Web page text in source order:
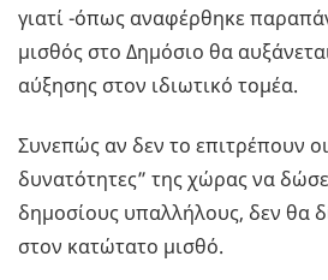
γιατί -όπως αναφέρθηκε
μισθός στο Δημόσιο θα
αύξησης στον ιδιωτικό τομέα.
Συνεπώς αν δεν το επιτρέπουν
δυνατότητες” της χώρας να
δημοσίους υπαλλήλους, δεν θα
στον κατώτατο μισθό.